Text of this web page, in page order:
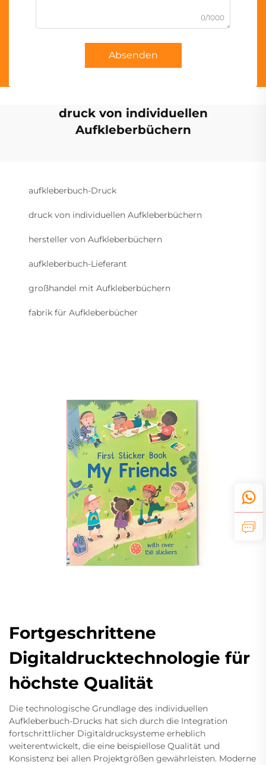
0/1000
Absenden
druck von individuellen
Aufkleberbüchern
aufkleberbuch-Druck
druck von individuellen Aufkleberbüchern
hersteller von Aufkleberbüchern
aufkleberbuch-Lieferant
großhandel mit Aufkleberbüchern
fabrik für Aufkleberbücher
Fortgeschrittene
Digitaldrucktechnologie für
höchste Qualität
Die technologische Grundlage des individuellen
Aufkleberbuch-Drucks hat sich durch die Integration
fortschrittlicher Digitaldrucksysteme erheblich
weiterentwickelt, die eine beispiellose Qualität und
Konsistenz bei allen Projektgrößen gewährleisten. Moderne